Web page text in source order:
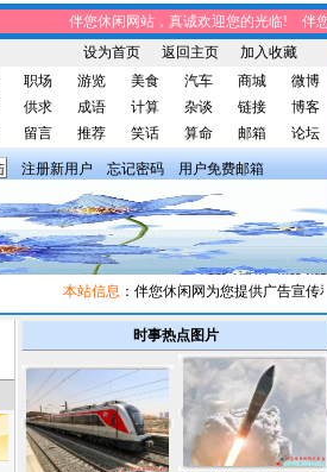
伴您休闲网站，真诚欢迎您的光临! 伴您休
设为首页 返回主页
加入收藏
职场 游览 美食 汽车 商城
微博
供求 成语 计算 杂谈 链接
博客
留言 推荐 笑话 算命 邮箱 论坛
注册新用户 忘记密码 用户免费邮箱
本站信息：伴您休闲网为您提供广告宣传和信
时事热点图片